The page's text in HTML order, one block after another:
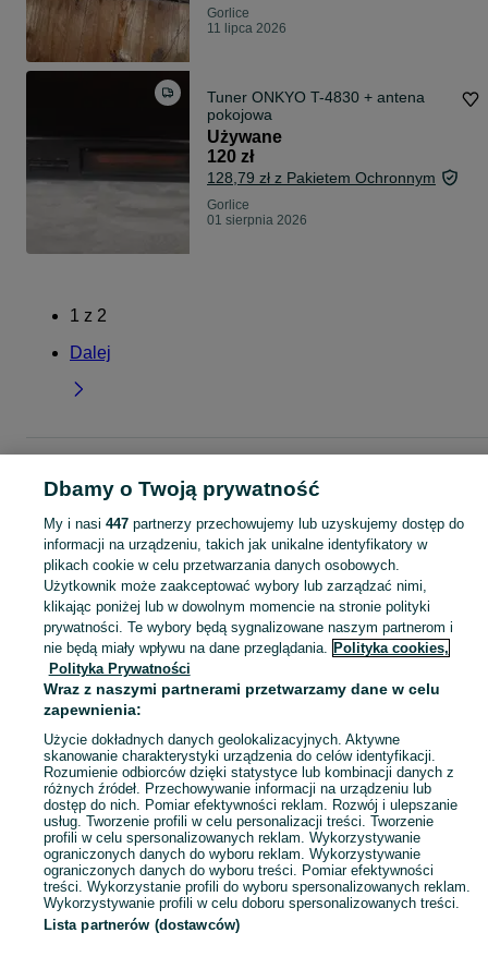
Gorlice
11 lipca 2026
Tuner ONKYO T-4830 + antena
pokojowa
Używane
120 zł
128,79 zł z Pakietem Ochronnym
Gorlice
01 sierpnia 2026
1 z 2
Dalej
Małopolskie
Radia i CD - Gorlice
KATEGORIA
Zobacz
Mapa kategorii
Mapa miejscowości
Mapa ministron
Popularne wyszukiwania
Dbamy o Twoją prywatność
My i nasi 447partnerzy przechowujemy lub uzyskujemy dostęp do
informacji na urządzeniu, takich jak unikalne identyfikatory w
plikach cookie w celu przetwarzania danych osobowych.
Użytkownik może zaakceptować wybory lub zarządzać nimi,
klikając poniżej lub w dowolnym momencie na stronie polityki
prywatności. Te wybory będą sygnalizowane naszym partnerom i
nie będą miały wpływu na dane przeglądania. Polityka cookies,
Polityka Prywatności
Wraz z naszymi partnerami przetwarzamy dane w celu
zapewnienia:
Użycie dokładnych danych geolokalizacyjnych. Aktywne
skanowanie charakterystyki urządzenia do celów identyfikacji.
Rozumienie odbiorców dzięki statystyce lub kombinacji danych z
różnych źródeł. Przechowywanie informacji na urządzeniu lub
dostęp do nich. Pomiar efektywności reklam. Rozwój i ulepszanie
usług. Tworzenie profili w celu personalizacji treści. Tworzenie
profili w celu spersonalizowanych reklam. Wykorzystywanie
ograniczonych danych do wyboru reklam. Wykorzystywanie
ograniczonych danych do wyboru treści. Pomiar efektywności
treści. Wykorzystanie profili do wyboru spersonalizowanych reklam.
Wykorzystywanie profili w celu doboru spersonalizowanych treści.
Lista partnerów (dostawców)